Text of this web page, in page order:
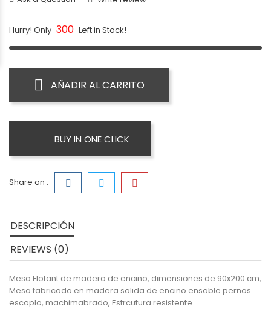
Hurry! Only 300 Left in Stock!
AÑADIR AL CARRITO
BUY IN ONE CLICK
Share on :
DESCRIPCIÓN
REVIEWS (0)
Mesa Flotant de madera de encino, dimensiones de 90x200 cm,
Mesa fabricada en madera solida de encino ensable pernos
escoplo, machimabrado, Estrcutura resistente